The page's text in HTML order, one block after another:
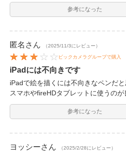
参考になった
匿名 さん （2025/11/3にレビュー）
ビックカメラグループで購入
iPadには不向きです
iPadで絵を描くには不向きなペンだと
スマホやfireHDタブレットに使うのが
参考になった
ヨッシーさん （2025/2/28にレビュー）